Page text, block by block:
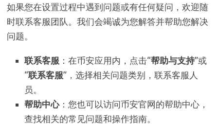
如果您在设置过程中遇到问题或有任何疑问，欢迎随
时联系客服团队。我们会竭诚为您解答并帮助您解决
问题。
联系客服 ：在币安应用内，点击“帮助与支持”或
“联系客服”，选择相关问题类别，联系客服人
员。
帮助中心：您也可以访问币安官网的帮助中心，
查找相关的常见问题和操作指南。